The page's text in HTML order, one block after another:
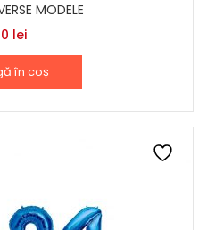
MODELE
lei
în coș